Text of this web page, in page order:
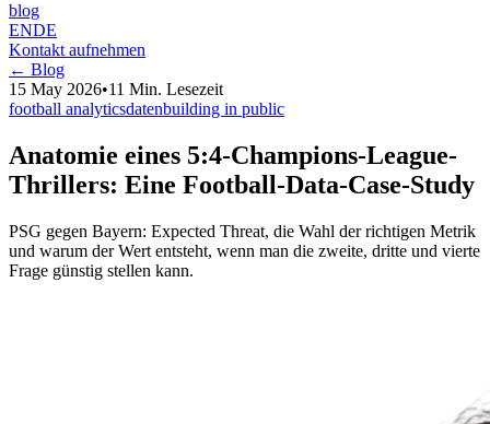
blog
ENDE
Kontakt aufnehmen
← Blog
15 May 2026•11 Min. Lesezeit
football analyticsdatenbuilding in public
Anatomie eines 5:4-Champions-League-
Thrillers: Eine Football-Data-Case-Study
PSG gegen Bayern: Expected Threat, die Wahl der richtigen Metrik
und warum der Wert entsteht, wenn man die zweite, dritte und vierte
Frage günstig stellen kann.